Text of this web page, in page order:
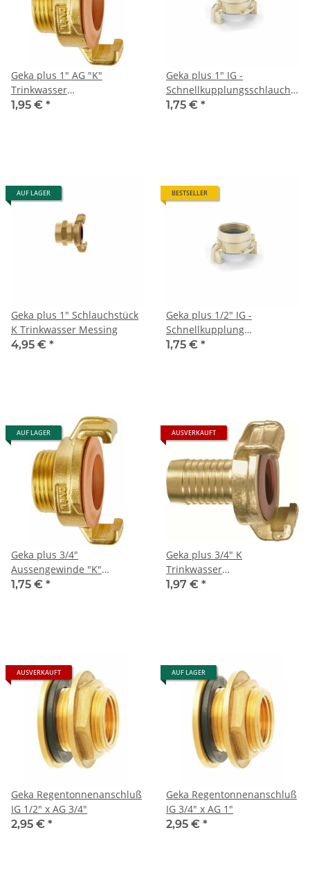
Geka plus 1" AG "K"
Trinkwasser
Schnellkupplung Messing
1,95 € *
Geka plus 1" IG -
Innengewinde Messing
1,75 € *
AUF LAGER
Geka plus 1" Schlauchstück
K Trinkwasser Messing
4,95 € *
BESTSELLER
Geka plus 1/2" IG -
Schnellkupplung
Innengewinde Messing
1,75 € *
AUF LAGER
Geka plus 3/4"
Aussengewinde "K"
Trinkwasser
1,75 € *
AUSVERKAUFT
Geka plus 3/4" K
Trinkwasser
Schnellkupplung Messing
1,97 € *
AUSVERKAUFT
Geka Regentonnenanschluß
IG 1/2" x AG 3/4"
2,95 € *
AUF LAGER
Geka Regentonnenanschluß
IG 3/4" x AG 1"
2,95 € *